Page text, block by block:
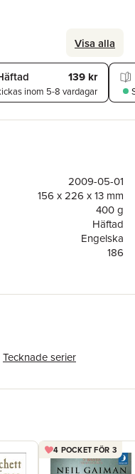
Visa alla
139 kr
inom 5-8 vardagar
2009-05-01
156 x 226 x 13 mm
400 g
Häftad
Engelska
186
9780060825454
Tecknade serier
4 POCKET FÖR 3